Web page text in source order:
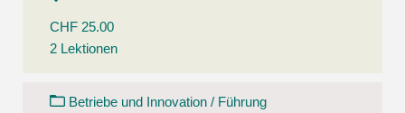
CHF 25.00
2 Lektionen
Betriebe und Innovation / Führung